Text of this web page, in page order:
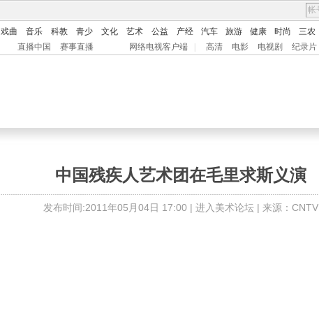
戏曲 音乐 科教 青少 文化 艺术 公益 产经 汽车 旅游 健康 时尚 三农
直播中国 赛事直播 网络电视客户端 高清 电影 电视剧 纪录片
中国残疾人艺术团在毛里求斯义演
发布时间:2011年05月04日 17:00 | 进入美术论坛 | 来源：CNTV